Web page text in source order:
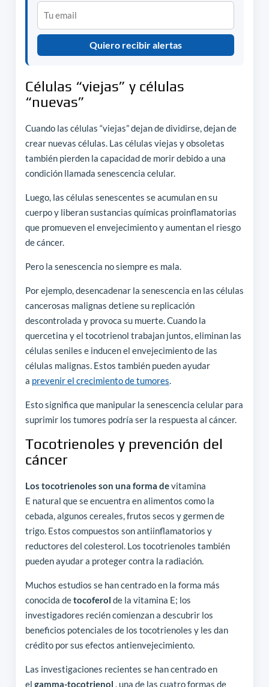
Quiero recibir alertas
Células “viejas” y células
“nuevas”
Cuando las células “viejas” dejan de dividirse, dejan de
crear nuevas células. Las células viejas y obsoletas
también pierden la capacidad de morir debido a una
condición llamada senescencia celular.
Luego, las células senescentes se acumulan en su
cuerpo y liberan sustancias químicas proinflamatorias
que promueven el envejecimiento y aumentan el riesgo
de cáncer.
Pero la senescencia no siempre es mala.
Por ejemplo, desencadenar la senescencia en las células
cancerosas malignas detiene su replicación
descontrolada y provoca su muerte. Cuando la
quercetina y el tocotrienol trabajan juntos, eliminan las
células seniles e inducen el envejecimiento de las
células malignas. Estos también pueden ayudar
a prevenir el crecimiento de tumores.
Esto significa que manipular la senescencia celular para
suprimir los tumores podría ser la respuesta al cáncer.
Tocotrienoles y prevención del
cáncer
Los tocotrienoles son una forma devitamina
E natural que se encuentra en alimentos como la
cebada, algunos cereales, frutos secos y germen de
trigo. Estos compuestos son antiinflamatorios y
reductores del colesterol. Los tocotrienoles también
pueden ayudar a proteger contra la radiación.
Muchos estudios se han centrado en la forma más
conocida detocoferol de la vitamina E; los
investigadores recién comienzan a descubrir los
beneficios potenciales de los tocotrienoles y les dan
crédito por sus efectos antienvejecimiento.
Las investigaciones recientes se han centrado en
el gamma-tocotrienol , una de las cuatro formas de